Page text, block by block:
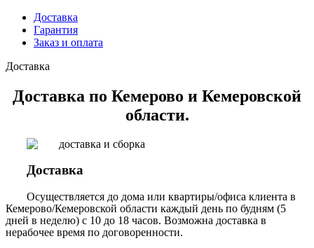
Доставка
Гарантия
Заказ и оплата
Доставка
Доставка по Кемерово и Кемеровской
области.
Доставка
Осуществляется до дома или квартиры/офиса клиента в
Кемерово/Кемеровской области каждый день по будням (5
дней в неделю) с 10 до 18 часов. Возможна доставка в
нерабочее время по договоренности.